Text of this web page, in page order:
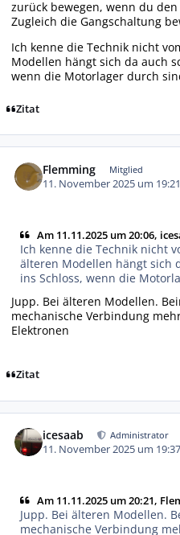
zurück bewegen, wenn du
Zugleich die Gangschaltung
Ich kenne die Technik nicht
Modellen hängt sich da auch
wenn die Motorlager durch
Zitat
Flemming Mitglied
11. November 2025 um 19:21
Am 11.11.2025 um 20:06,
Ich kenne die Technik nicht
älteren Modellen hängt sich
ins Schloss, wenn die
Jupp. Bei älteren Modellen.
mechanische Verbindung
Elektronen
Zitat
icesaab Administrator
11. November 2025 um 19:37
Am 11.11.2025 um 20:21,
Jupp. Bei älteren Modellen.
mechanische Verbindung